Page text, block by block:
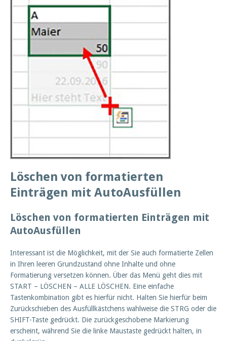
Löschen von formatierten
Einträgen mit AutoAusfüllen
Löschen von formatierten Einträgen mit
AutoAusfüllen
Interessant ist die Möglichkeit, mit der Sie auch formatierte Zellen
in Ihren leeren Grundzustand ohne Inhalte und ohne
Formatierung versetzen können. Über das Menü geht dies mit
START – LÖSCHEN – ALLE LÖSCHEN. Eine einfache
Tastenkombination gibt es hierfür nicht. Halten Sie hierfür beim
Zurückschieben des Ausfüllkästchens wahlweise die STRG oder die
SHIFT-Taste gedrückt. Die zurückgeschobene Markierung
erscheint, während Sie die linke Maustaste gedrückt halten, in